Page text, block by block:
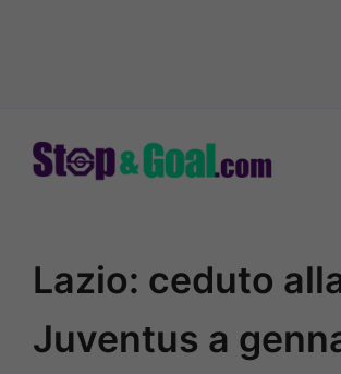
Lazio: ceduto
Juventus a